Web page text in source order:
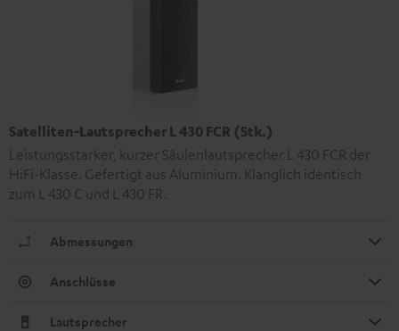
Satelliten-Lautsprecher L 430 FCR (Stk.)
Leistungsstarker, kurzer Säulenlautsprecher L 430 FCR der
HiFi-Klasse. Gefertigt aus Aluminium. Klanglich identisch
zum L 430 C und L 430 FR.
Abmessungen
Anschlüsse
Lautsprecher